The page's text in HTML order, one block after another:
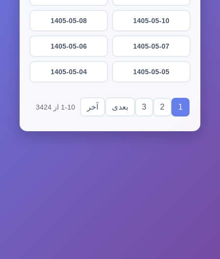
1405-05-10
1405-05-08
1405-05-07
1405-05-06
1405-05-05
1405-05-04
1
2
3 بعدی آخر 1-10 از 3424